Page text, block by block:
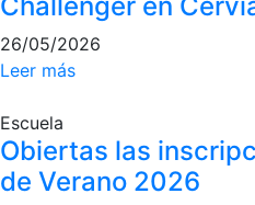
Conferencias
e
Inspirational
Talks
Calendario de
Actividades
Sociales
26/05/2026
Leer más
Escuela
Obiertas las
de Verano 2026